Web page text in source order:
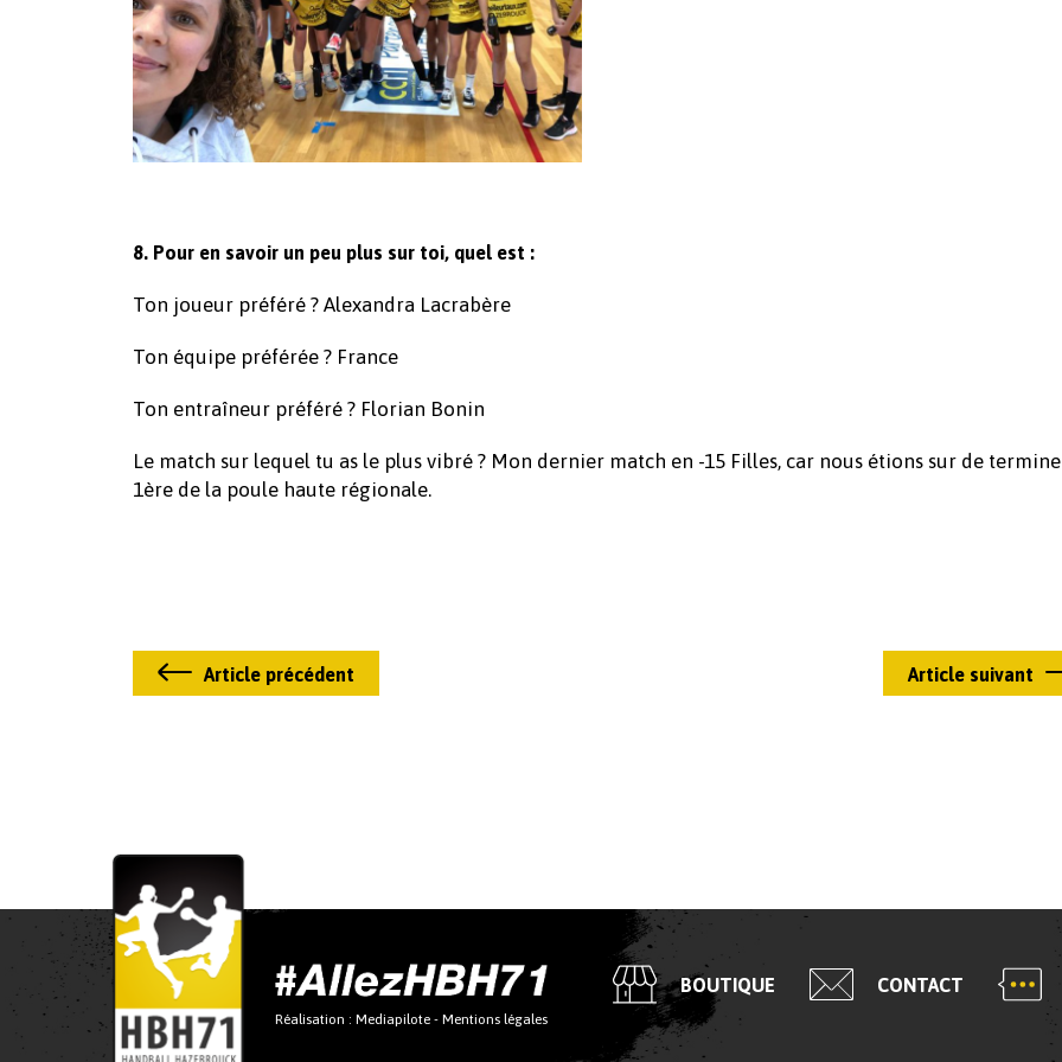
8. Pour en savoir un peu plus sur toi, quel est :
Ton joueur préféré ? Alexandra Lacrabère
Ton équipe préférée ? France
Ton entraîneur préféré ? Florian Bonin
Le match sur lequel tu as le plus vibré ? Mon dernier match en -15 Filles, car nous étions sur de
1ère de la poule haute régionale.
Article précédent Article suivant
Réalisation : Mediapilote - Mentions légales
CONTACT
BOUTIQUE